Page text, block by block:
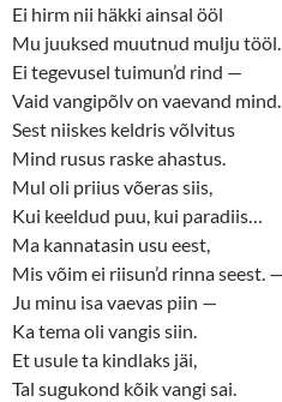
Ei hirm nii häkki ainsal ööl
Mu juuksed muutnud mulju tööl.
Ei tegevusel tuimun’d rind —
Vaid vangipõlv on vaevand mind.
Sest niiskes keldris võlvitus
Mind rusus raske ahastus.
Mul oli priius võeras siis,
Kui keeldud puu, kui paradiis…
Ma kannatasin usu eest,
Mis võim ei riisun’d rinna seest. —
Ju minu isa vaevas piin —
Ka tema oli vangis siin.
Et usule ta kindlaks jäi,
Tal sugukond kõik vangi sai.